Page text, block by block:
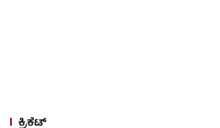
ಕ್ರಿಕೆಟ್